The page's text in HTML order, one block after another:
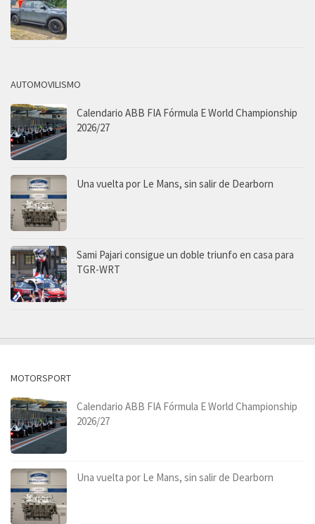
AUTOMOVILISMO
Calendario ABB FIA Fórmula E World Championship
2026/27
Una vuelta por Le Mans, sin salir de Dearborn
Sami Pajari consigue un doble triunfo en casa para
TGR-WRT
MOTORSPORT
Calendario ABB FIA Fórmula E World Championship
2026/27
Una vuelta por Le Mans, sin salir de Dearborn